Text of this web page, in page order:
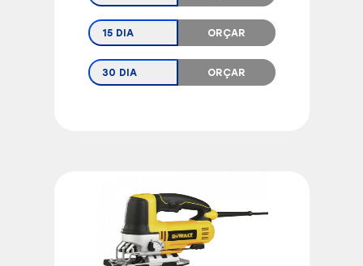
15 DIA ORÇAR
30 DIA ORÇAR